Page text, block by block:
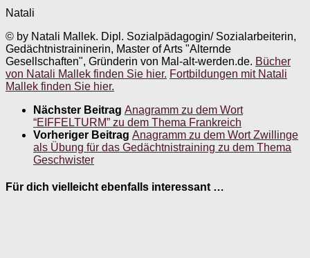
Natali
© by Natali Mallek. Dipl. Sozialpädagogin/ Sozialarbeiterin,
Gedächtnistraininerin, Master of Arts "Alternde
Gesellschaften", Gründerin von Mal-alt-werden.de. Bücher
von Natali Mallek finden Sie hier. Fortbildungen mit Natali
Mallek finden Sie hier.
Nächster Beitrag Anagramm zu dem Wort
“EIFFELTURM” zu dem Thema Frankreich
Vorheriger Beitrag Anagramm zu dem Wort Zwillinge
als Übung für das Gedächtnistraining zu dem Thema
Geschwister
Für dich vielleicht ebenfalls interessant …